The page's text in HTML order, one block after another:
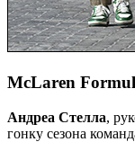
McLaren
Андреа Стелла,
гонку сезона